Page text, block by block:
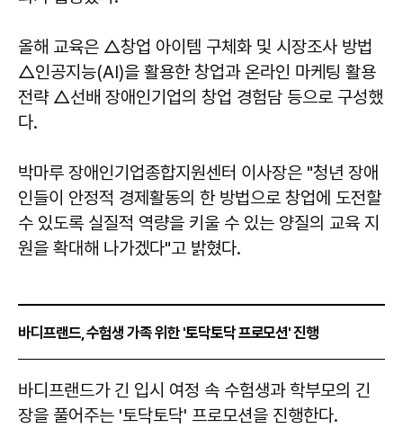
올해 교육은 △창업 아이템 구체화 및 시장조사 방법
△인공지능(AI)을 활용한 창업과 온라인 마케팅 활용
전략 △선배 장애인기업의 창업 경험담 등으로 구성했
다.
박마루 장애인기업종합지원센터 이사장은 "청년 장애
인들이 안정적 경제활동의 한 방법으로 창업에 도전할
수 있도록 실질적 역량을 키울 수 있는 양질의 교육 지
원을 확대해 나가겠다"고 밝혔다.
바디프랜드, 수험생 가족 위한 '토닥토닥 프로모션' 진행
바디프랜드가 긴 입시 여정 속 수험생과 학부모의 긴
장을 풀어주는 '토닥토닥' 프로모션을 진행한다.